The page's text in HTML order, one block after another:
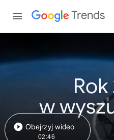
Trends
Rok
w
Obejrzyj wideo
02:46